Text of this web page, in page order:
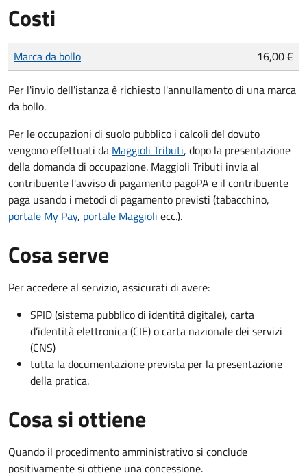
Costi
Tipo di pagamento
Importo
Marca da bollo 16,00 €
Per l'invio dell'istanza è richiesto l'annullamento di una marca
da bollo.
Per le occupazioni di suolo pubblico i calcoli del dovuto
vengono effettuati da Maggioli Tributi, dopo la presentazione
della domanda di occupazione. Maggioli Tributi invia al
contribuente l'avviso di pagamento pagoPA e il contribuente
paga usando i metodi di pagamento previsti (tabacchino,
portale My Pay, portale Maggioli ecc.).
Cosa serve
Per accedere al servizio, assicurati di avere:
SPID (sistema pubblico di identità digitale), carta
d’identità elettronica (CIE) o carta nazionale dei servizi
(CNS)
tutta la documentazione prevista per la presentazione
della pratica.
Cosa si ottiene
Quando il procedimento amministrativo si conclude
positivamente si ottiene una concessione.